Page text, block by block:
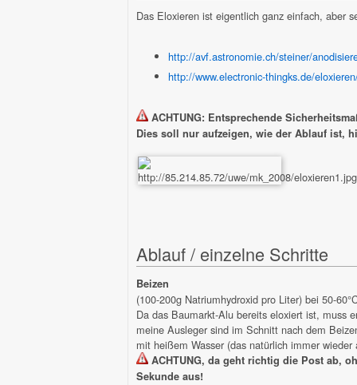
Das Eloxieren ist eigentlich ganz einfach, aber
http://avf.astronomie.ch/steiner/
http://www.electronic-thingks.de/
ACHTUNG: Entsprechende
Dies soll nur aufzeigen, wie der Ablauf ist,
Ablauf / einzelne Schritte
Beizen
(100-200g Natriumhydroxid pro Liter) bei 50-
Da das Baumarkt-Alu bereits eloxiert ist, muss
meine Ausleger sind im Schnitt nach dem
mit heißem Wasser (das natürlich immer
ACHTUNG, da geht richtig die Post ab,
Sekunde aus!